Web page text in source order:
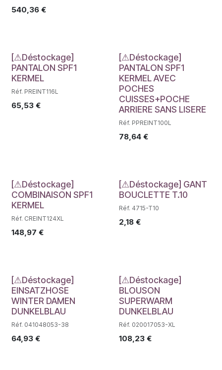
540,36 €
Déstockage
[⚠Déstockage]
PANTALON SPF1
KERMEL
Réf. PREINT116L
65,53 €
Déstockage
[⚠Déstockage]
PANTALON SPF1
KERMEL AVEC
POCHES
CUISSES+POCHE
ARRIERE SANS LISERE
Réf. PPREINT100L
78,64€
Déstockage
[⚠Déstockage]
COMBINAISON SPF1
KERMEL
Réf. CREINT124XL
148,97 €
Déstockage
[⚠Déstockage] GANT
BOUCLETTE T.10
Réf. 4715-T10
2,18€
Déstockage
[⚠Déstockage]
EINSATZHOSE
WINTER DAMEN
DUNKELBLAU
Réf. 041048053-38
64,93 €
Déstockage
[⚠Déstockage]
BLOUSON
SUPERWARM
DUNKELBLAU
Réf. 020017053-XL
108,23€